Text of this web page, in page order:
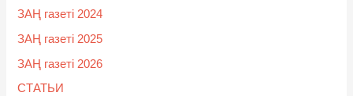
ЗАҢ газеті 2024
ЗАҢ газеті 2025
ЗАҢ газеті 2026
СТАТЬИ